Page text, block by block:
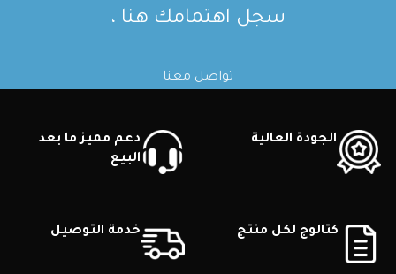
سجل اهتمامك هنا ،
تواصل معنا
الجودة العالية
دعم مميز ما بعد
البيع
كتالوج لكل منتج خدمة التوصيل